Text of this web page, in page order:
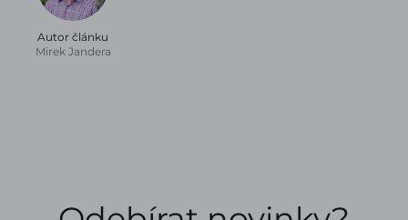
Autor článku
Mirek Jandera